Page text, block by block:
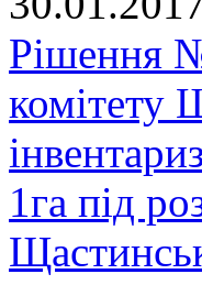
Рішення
комітету
1га під